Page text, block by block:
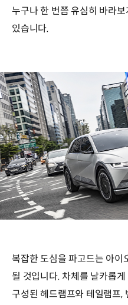
누구나 한 번쯤 유심히 바라
있습니다.
복잡한 도심을 파고드는 아이
될 것입니다. 차체를 날카롭
구성된 헤드램프와 테일램프,